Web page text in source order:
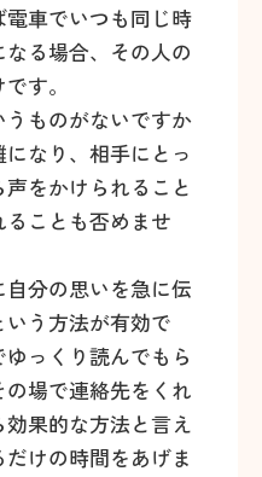
車でいつも同じ時
る場合、その人の
す。
ものがないですか
なり、相手にとっ
をかけられること
ことも否めませ
分の思いを急に伝
う方法が有効で
っくり読んでもら
場で連絡先をくれ
果的な方法と言え
けの時間をあげま